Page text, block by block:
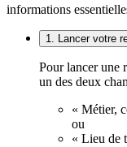
informations
1. Lancer votre
Pour lancer une
un des deux
« Métier,
ou
« Lieu de